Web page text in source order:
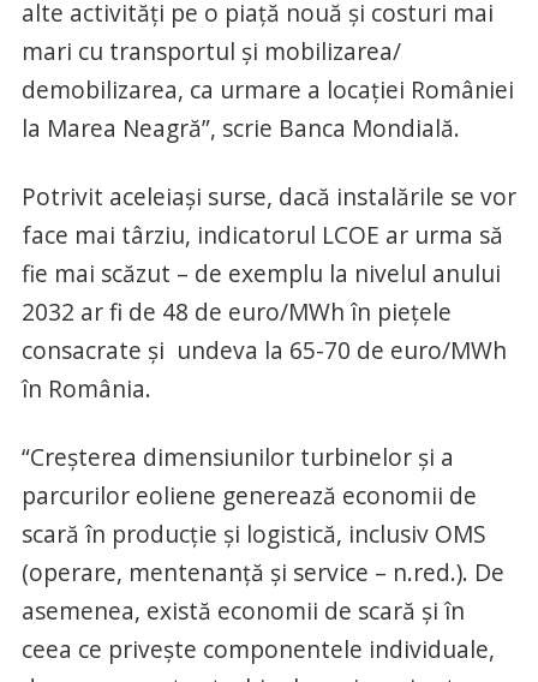
alte activități pe o piață nouă și costuri mai
mari cu transportul și mobilizarea/
demobilizarea, ca urmare a locației României
la Marea Neagră”, scrie Banca Mondială.
Potrivit aceleiași surse, dacă instalările se vor
face mai târziu, indicatorul LCOE ar urma să
fie mai scăzut – de exemplu la nivelul anului
2032 ar fi de 48 de euro/MWh în piețele
consacrate și undeva la 65-70 de euro/MWh
în România.
“Creșterea dimensiunilor turbinelor și a
parcurilor eoliene generează economii de
scară în producție și logistică, inclusiv OMS
(operare, mentenanță și service – n.red.). De
asemenea, există economii de scară și în
ceea ce privește componentele individuale,